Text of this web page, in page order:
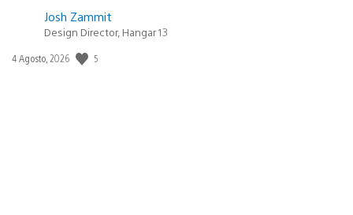
Josh Zammit
Design Director, Hangar 13
Data
4 Agosto, 2026 5